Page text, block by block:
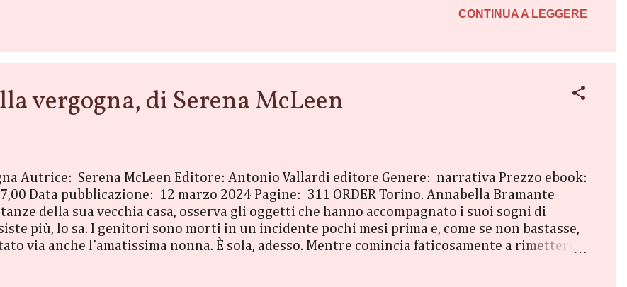
lettura, il nuovo romanzo di Adriana Locke, “The proposal”, edito da Dri Editore che mi
CONTINUA A LEGGERE
vergogna, di Serena McLeen
Autrice: Serena McLeen Editore: Antonio Vallardi editore Genere: narrativa Prezzo ebook:
Data pubblicazione: 12 marzo 2024 Pagine: 311 ORDER Torino. Annabella Bramante
della sua vecchia casa, osserva gli oggetti che hanno accompagnato i suoi sogni di
più, lo sa. I genitori sono morti in un incidente pochi mesi prima e, come se non bastasse,
via anche l’amatissima nonna. È sola, adesso. Mentre comincia faticosamente a rimettere